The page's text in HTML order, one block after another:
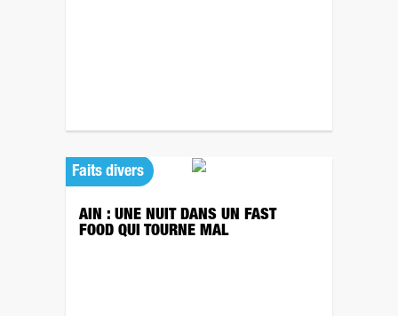
Faits divers
AIN : UNE NUIT DANS UN FAST
FOOD QUI TOURNE MAL